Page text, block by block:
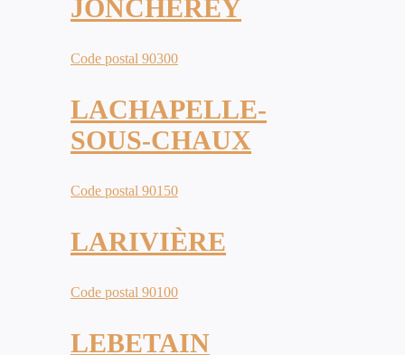
JONCHEREY
Code postal 90300
LACHAPELLE-
SOUS-CHAUX
Code postal 90150
LARIVIÈRE
Code postal 90100
LEBETAIN